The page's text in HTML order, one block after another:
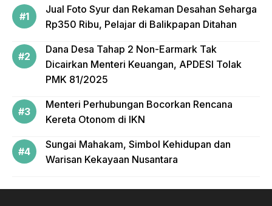
Jual Foto Syur dan Rekaman Desahan Seharga
Rp350 Ribu, Pelajar di Balikpapan Ditahan
Dana Desa Tahap 2 Non-Earmark Tak
Dicairkan Menteri Keuangan, APDESI Tolak
PMK 81/2025
Menteri Perhubungan Bocorkan Rencana
Kereta Otonom di IKN
Sungai Mahakam, Simbol Kehidupan dan
Warisan Kekayaan Nusantara